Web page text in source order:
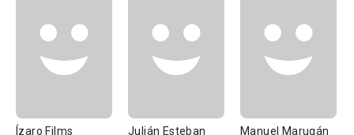
Ízaro Films
Julián Esteban
Manuel Marugán